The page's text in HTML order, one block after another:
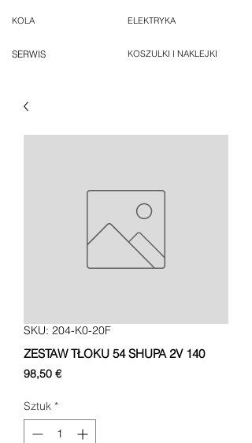
KOLA
SERWIS
ELEKTRYKA
KOSZULKI I NAKLEJKI
SKU: 204-K0-20F
ZESTAW TŁOKU 54 SHUPA 2V 140
98,50 €Cena
Sztuk *